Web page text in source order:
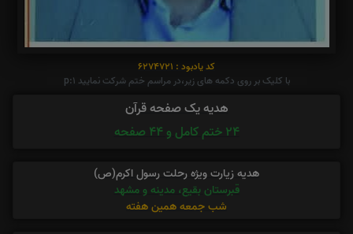
کد یادبود : 6274721
با کلیک بر روی دکمه های زیر،در مراسم ختم شرکت نمایید p:1
هدیه یک صفحه قرآن
24 ختم کامل و 44 صفحه
هدیه زیارت ویژه رحلت رسول اکرم(ص)
قبرستان بقیع، مدینه و مشهد
شب جمعه همین هفته